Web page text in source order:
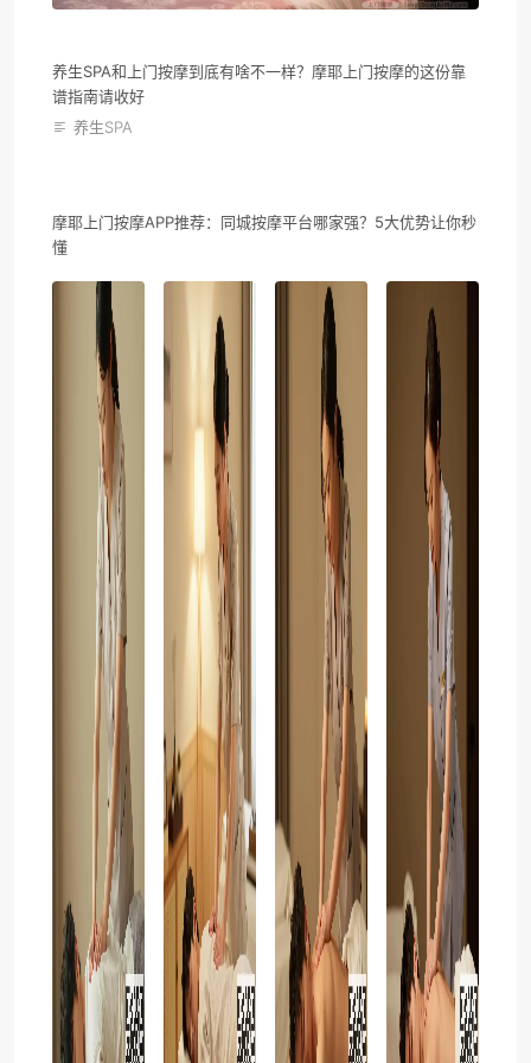
养生SPA和上门按摩到底有啥不一样？摩耶上门按摩的这份靠
谱指南请收好
养生SPA
摩耶上门按摩APP推荐：同城按摩平台哪家强？5大优势让你秒
懂